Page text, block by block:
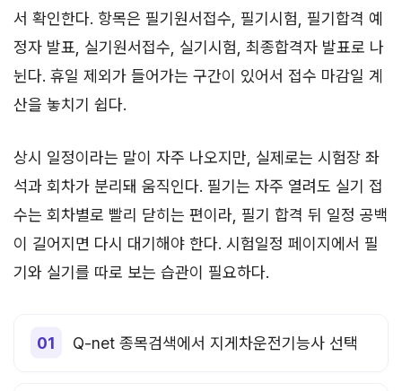
서 확인한다. 항목은 필기원서접수, 필기시험, 필기합격 예
정자 발표, 실기원서접수, 실기시험, 최종합격자 발표로 나
뉜다. 휴일 제외가 들어가는 구간이 있어서 접수 마감일 계
산을 놓치기 쉽다.
상시 일정이라는 말이 자주 나오지만, 실제로는 시험장 좌
석과 회차가 분리돼 움직인다. 필기는 자주 열려도 실기 접
수는 회차별로 빨리 닫히는 편이라, 필기 합격 뒤 일정 공백
이 길어지면 다시 대기해야 한다. 시험일정 페이지에서 필
기와 실기를 따로 보는 습관이 필요하다.
Q-net 종목검색에서 지게차운전기능사 선택